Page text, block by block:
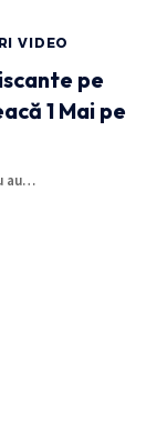
VIDEO
pe
1 Mai pe
au…